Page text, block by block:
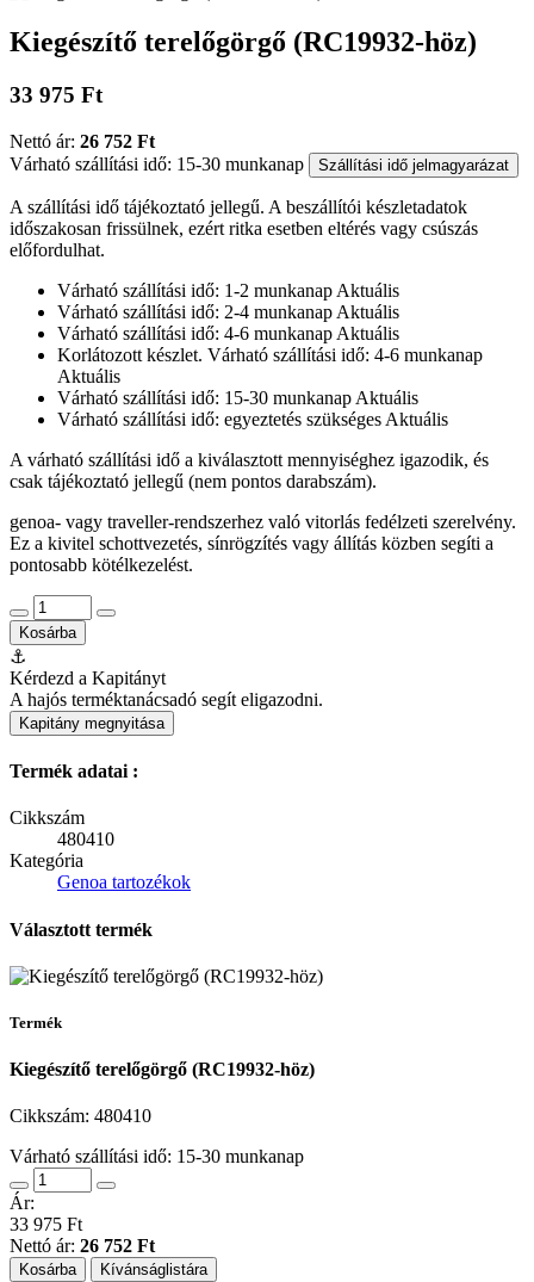
Kiegészítő terelőgörgő (RC19932-höz)
33 975 Ft
Nettó ár: 26 752 Ft
Várható szállítási idő: 15-30 munkanap
Szállítási idő jelmagyarázat
A szállítási idő tájékoztató jellegű. A beszállítói készletadatok
időszakosan frissülnek, ezért ritka esetben eltérés vagy csúszás
előfordulhat.
Várható szállítási idő: 1-2 munkanap Aktuális
Várható szállítási idő: 2-4 munkanap Aktuális
Várható szállítási idő: 4-6 munkanap Aktuális
Korlátozott készlet. Várható szállítási idő: 4-6 munkanap
Aktuális
Várható szállítási idő: 15-30 munkanap Aktuális
Várható szállítási idő: egyeztetés szükséges Aktuális
A várható szállítási idő a kiválasztott mennyiséghez igazodik, és
csak tájékoztató jellegű (nem pontos darabszám).
genoa- vagy traveller-rendszerhez való vitorlás fedélzeti szerelvény.
Ez a kivitel schottvezetés, sínrögzítés vagy állítás közben segíti a
pontosabb kötélkezelést.
Kosárba
⚓
Kérdezd a Kapitányt
A hajós terméktanácsadó segít eligazodni.
Kapitány megnyitása
Termék adatai :
Cikkszám
480410
Kategória
Genoa tartozékok
Választott termék
Termék
Kiegészítő terelőgörgő (RC19932-höz)
Cikkszám: 480410
Várható szállítási idő: 15-30 munkanap
Ár:
33 975 Ft
Nettó ár: 26 752 Ft
Kosárba Kívánságlistára